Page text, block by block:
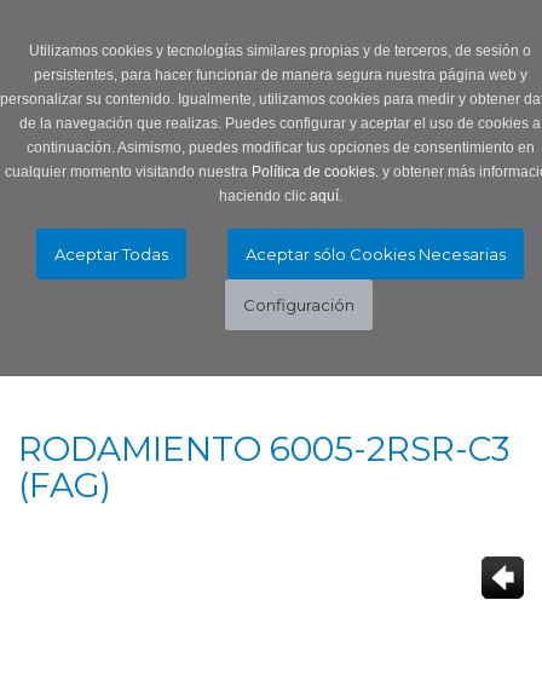
Utilizamos cookies y tecnologías similares propias y de terceros, de sesión o
persistentes, para hacer funcionar de manera segura nuestra página web y
personalizar su contenido. Igualmente, utilizamos cookies para medir y obtener
de la navegación que realizas. Puedes configurar y aceptar el uso de cookies a
continuación. Asimismo, puedes modificar tus opciones de consentimiento en
cualquier momento visitando nuestra Política de cookies.y obtener más
haciendo clic aquí.
RODAMIENTO 6005-2RSR-C3
(FAG)